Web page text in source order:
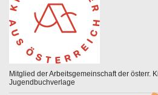
Mitglied der Arbeitsgemeinschaft der österr.
Jugendbuchverlage